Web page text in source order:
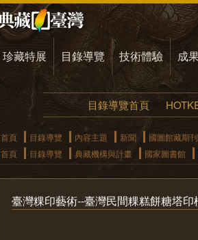
珍藏特展 目錄導覽 技術體驗 成
目錄導覽首頁
首頁 目錄導覽 內容主題 新聞
國圖館藏期刊
首頁
目錄導覽 典藏機構與計畫 國家圖書館
臺灣粿印藝術--臺灣民間粿糕餅糖塔